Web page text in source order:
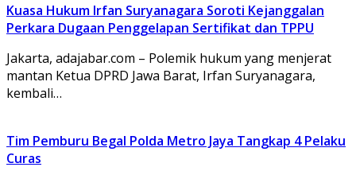
Kuasa Hukum Irfan Suryanagara Soroti Kejanggalan
Perkara Dugaan Penggelapan Sertifikat dan TPPU
Jakarta, adajabar.com – Polemik hukum yang menjerat
mantan Ketua DPRD Jawa Barat, Irfan Suryanagara,
kembali…
Tim Pemburu Begal Polda Metro Jaya Tangkap 4 Pelaku
Curas